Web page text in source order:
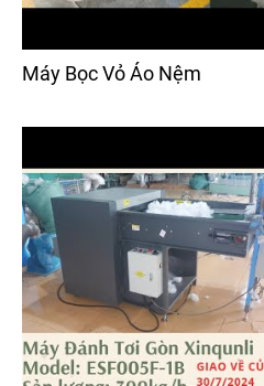
Máy Bọc Vỏ Áo Nệm